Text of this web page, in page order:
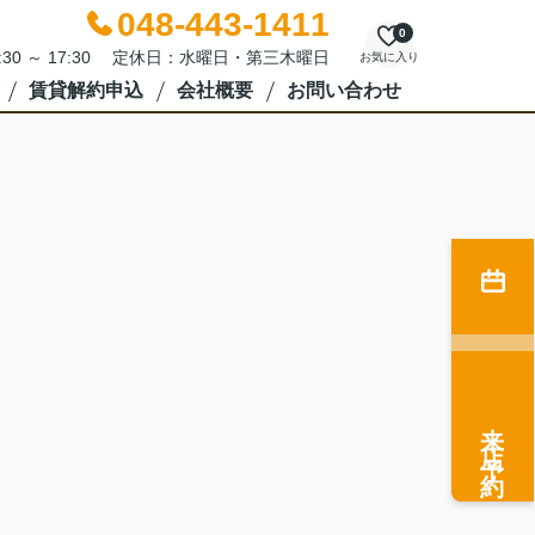
048-443-1411
～ 17:30 定休日：水曜日・第三木曜日 お気に入り
0
賃貸解約申込 会社概要 お問い合わせ
来店予約